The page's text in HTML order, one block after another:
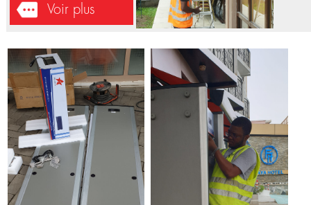
ELECTRONIQUES
surveillance
Hôtel denver plaza - Douala -
2022-06-30
Installation d'un système de vidéo
surveillance
Voir plus